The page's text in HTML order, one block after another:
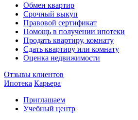
Обмен квартир
Срочный выкуп
Правовой сертификат
Помощь в получении ипотеки
Продать квартиру, комнату
Сдать квартиру или комнату
Оценка недвижимости
Отзывы клиентов
Ипотека Карьера
Приглашаем
Учебный центр